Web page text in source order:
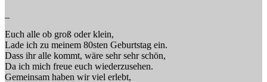
Euch alle ob groß oder klein,
Lade ich zu meinem 80sten Geburtstag ein.
Dass ihr alle kommt, wäre sehr sehr schön,
Da ich mich freue euch wiederzusehen.
Gemeinsam haben wir viel erlebt,